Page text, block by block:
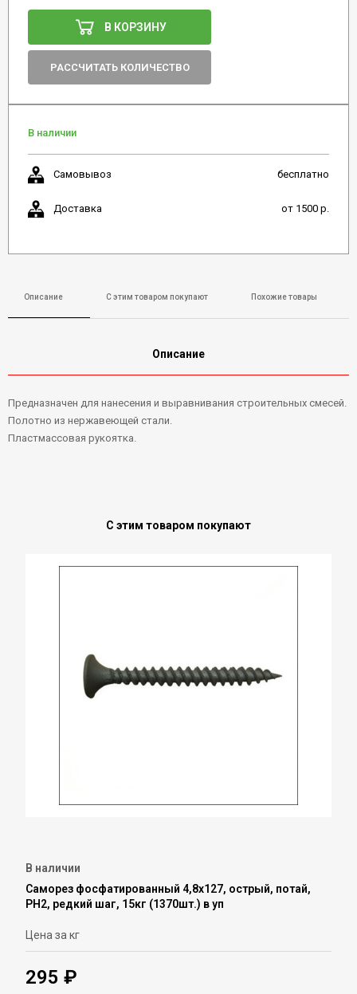
В КОРЗИНУ
РАССЧИТАТЬ КОЛИЧЕСТВО
В наличии
Самовывоз бесплатно
Доставка от 1500 р.
Описание С этим товаром покупают Похожие товары
Описание
Предназначен для нанесения и выравнивания строительных смесей.
Полотно из нержавеющей стали.
Пластмассовая рукоятка.
С этим товаром покупают
В наличии
Саморез фосфатированный 4,8х127, острый, потай,
PH2, редкий шаг, 15кг (1370шт.) в уп
Цена за кг
295 ₽